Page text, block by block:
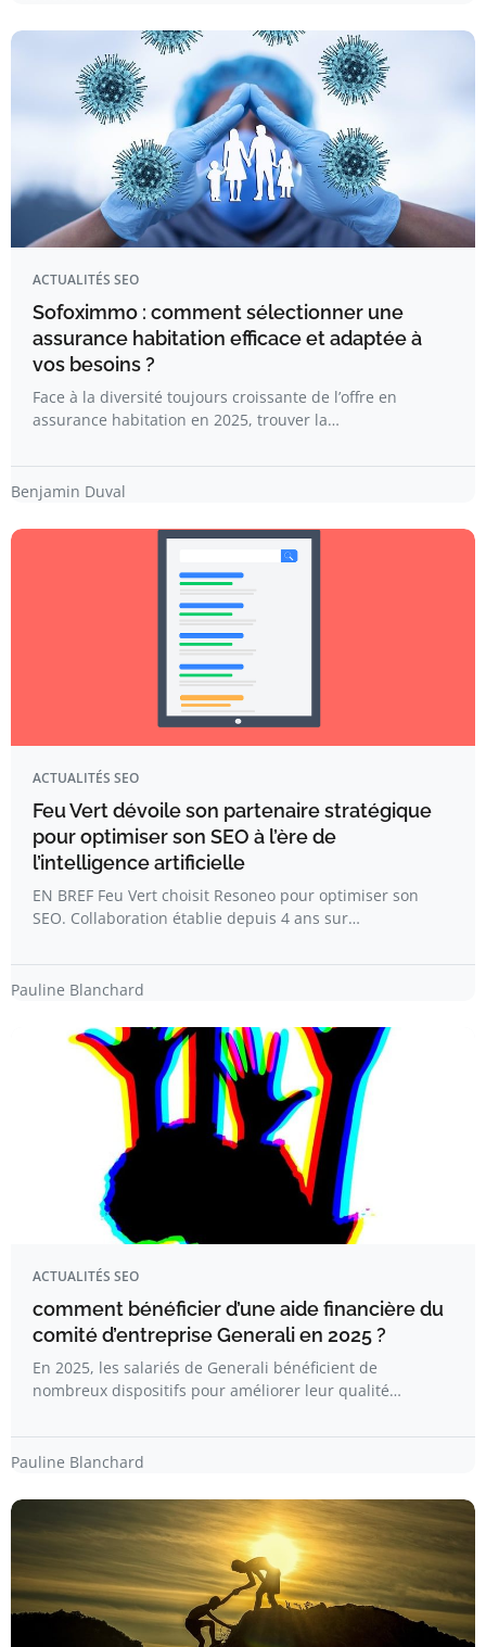
ACTUALITÉS SEO
Sofoximmo : comment sélectionner une
assurance habitation efficace et adaptée à
vos besoins ?
Face à la diversité toujours croissante de l’offre en
assurance habitation en 2025, trouver la…
Benjamin Duval
ACTUALITÉS SEO
Feu Vert dévoile son partenaire stratégique
pour optimiser son SEO à l’ère de
l’intelligence artificielle
EN BREF Feu Vert choisit Resoneo pour optimiser son
SEO. Collaboration établie depuis 4 ans sur…
Pauline Blanchard
ACTUALITÉS SEO
comment bénéficier d’une aide financière du
comité d’entreprise Generali en 2025 ?
En 2025, les salariés de Generali bénéficient de
nombreux dispositifs pour améliorer leur qualité…
Pauline Blanchard